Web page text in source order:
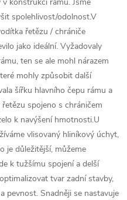
spolehlivost/odolnost.V
řetězu / chrániče
jako ideální. Vyžadovaly
ten se ale mohl nárazem
mohly způsobit další
šířku hlavního čepu rámu a
spojeno s chráničem
k navýšení hmotnosti.U
vlisovaný hliníkový úchyt,
je důležitější, můžeme
k tužšímu spojení a delší
tvar zadní stavby,
pevnost. Snadněji se nastavuje